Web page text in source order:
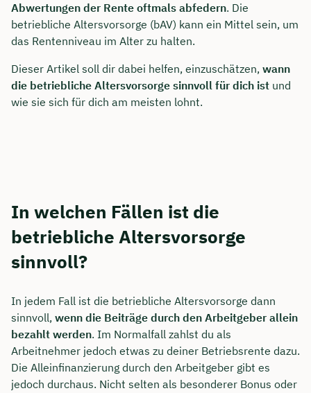
Abwertungen der Rente oftmals abfedern. Die
betriebliche Altersvorsorge (bAV) kann ein Mittel sein, um
das Rentenniveau im Alter zu halten.
Dieser Artikel soll dir dabei helfen, einzuschätzen, wann
die betriebliche Altersvorsorge sinnvoll für dich ist und
wie sie sich für dich am meisten lohnt.
In welchen Fällen ist die
betriebliche Altersvorsorge
sinnvoll?
In jedem Fall ist die betriebliche Altersvorsorge dann
sinnvoll, wenn die Beiträge durch den Arbeitgeber allein
bezahlt werden. Im Normalfall zahlst du als
Arbeitnehmer jedoch etwas zu deiner Betriebsrente dazu.
Die Alleinfinanzierung durch den Arbeitgeber gibt es
jedoch durchaus. Nicht selten als besonderer Bonus oder